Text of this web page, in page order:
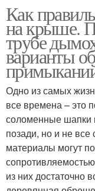
Как
на крыше.
трубе
варианты
Одно из самых
все времена – это
соломенные шапки
позади, но и не
материалы могут
из них достаточно